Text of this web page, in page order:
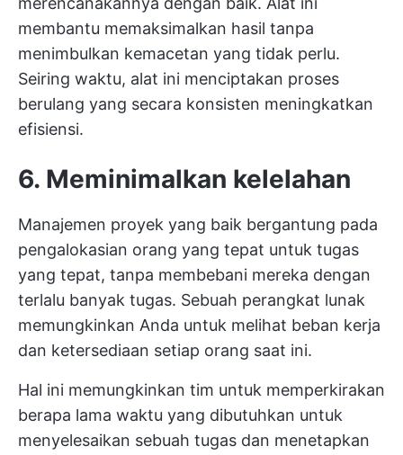
membantu memaksimalkan hasil tanpa
menimbulkan kemacetan yang tidak perlu.
Seiring waktu, alat ini menciptakan proses
berulang yang secara konsisten meningkatkan
efisiensi.
6. Meminimalkan kelelahan
Manajemen proyek yang baik bergantung pada
pengalokasian orang yang tepat untuk tugas
yang tepat, tanpa membebani mereka dengan
terlalu banyak tugas. Sebuah perangkat lunak
memungkinkan Anda untuk melihat beban kerja
dan ketersediaan setiap orang saat ini.
Hal ini memungkinkan tim untuk memperkirakan
berapa lama waktu yang dibutuhkan untuk
menyelesaikan sebuah tugas dan menetapkan